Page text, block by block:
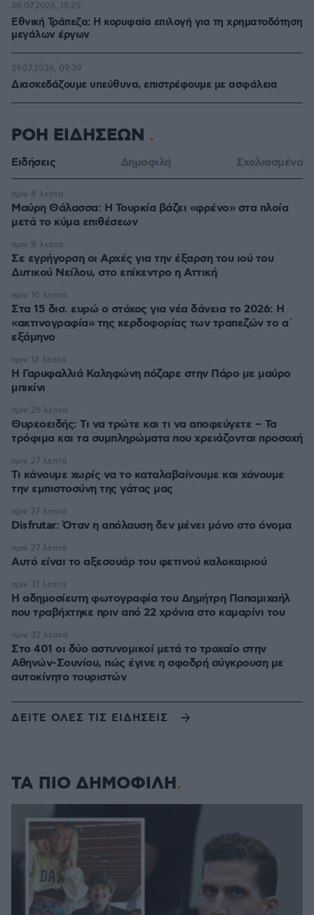
Εθνική Τράπεζα: Η κορυφαία επιλογή για τη χρηματοδότηση
μεγάλων έργων
30.07.2026, 15:25
Διασκεδάζουμε υπεύθυνα, επιστρέφουμε με ασφάλεια
29.07.2026, 09:39
ΡΟΗ ΕΙΔΗΣΕΩΝ
Ειδήσεις Δημοφιλή Σχολιασμένα
Μαύρη Θάλασσα: Η Τουρκία βάζει «φρένο» στα πλοία
μετά το κύμα επιθέσεων
πριν 8 λεπτά
Σε εγρήγορση οι Αρχές για την έξαρση του ιού του
Δυτικού Νείλου, στο επίκεντρο η Αττική
πριν 8 λεπτά
Στα 15 δισ. ευρώ ο στόχος για νέα δάνεια το 2026: Η
«ακτινογραφία» της κερδοφορίας των τραπεζών το α΄
εξάμηνο
πριν 10 λεπτά
Η Γαρυφαλλιά Καληφώνη πόζαρε στην Πάρο με μαύρο
μπικίνι
πριν 12 λεπτά
Θυρεοειδής: Τι να τρώτε και τι να αποφεύγετε – Τα
τρόφιμα και τα συμπληρώματα που χρειάζονται προσοχή
πριν 26 λεπτά
Τι κάνουμε χωρίς να το καταλαβαίνουμε και χάνουμε
την εμπιστοσύνη της γάτας μας
πριν 27 λεπτά
Disfrutar: Όταν η απόλαυση δεν μένει μόνο στο όνομα
πριν 27 λεπτά
Αυτό είναι το αξεσουάρ του φετινού καλοκαιριού
πριν 27 λεπτά
Η αδημοσίευτη φωτογραφία του Δημήτρη Παπαμιχαήλ
που τραβήχτηκε πριν από 22 χρόνια στο καμαρίνι του
πριν 31 λεπτά
Στο 401 οι δύο αστυνομικοί μετά το τροχαίο στην
Αθηνών-Σουνίου, πώς έγινε η σφοδρή σύγκρουση με
αυτοκίνητο τουριστών
πριν 32 λεπτά
ΔΕΙΤΕ ΟΛΕΣ ΤΙΣ ΕΙΔΗΣΕΙΣ
ΤΑ ΠΙΟ ΔΗΜΟΦΙΛΗ